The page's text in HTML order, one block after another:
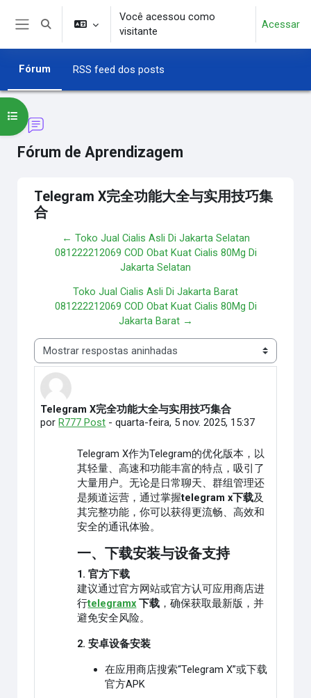
Ir para o conteúdo principal
Alternar entrada de pesquisa
Você acessou como
visitante
Acessar
Fórum RSS feed dos posts
Fórum de Aprendizagem
Abrir índice do curso
Telegram X完全功能大全与实用技巧集
合
← Toko Jual Cialis Asli Di Jakarta Selatan
081222212069 COD Obat Kuat Cialis 80Mg Di
Jakarta Selatan
Toko Jual Cialis Asli Di Jakarta Barat
081222212069 COD Obat Kuat Cialis 80Mg Di
Jakarta Barat →
Modo de visualização
Telegram X完全功能大全与实用技巧集合
por R777 Post -quarta-feira, 5 nov. 2025, 15:37
Número de respostas: 0
Telegram X作为Telegram的优化版本，以
其轻量、高速和功能丰富的特点，吸引了
大量用户。无论是日常聊天、群组管理还
是频道运营，通过掌握telegram x下载及
其完整功能，你可以获得更流畅、高效和
安全的通讯体验。
一、下载安装与设备支持
1. 官方下载
建议通过官方网站或官方认可应用商店进
行telegramx下载 ，确保获取最新版，并
避免安全风险。
2. 安卓设备安装
在应用商店搜索“Telegram X”或下载
官方APK